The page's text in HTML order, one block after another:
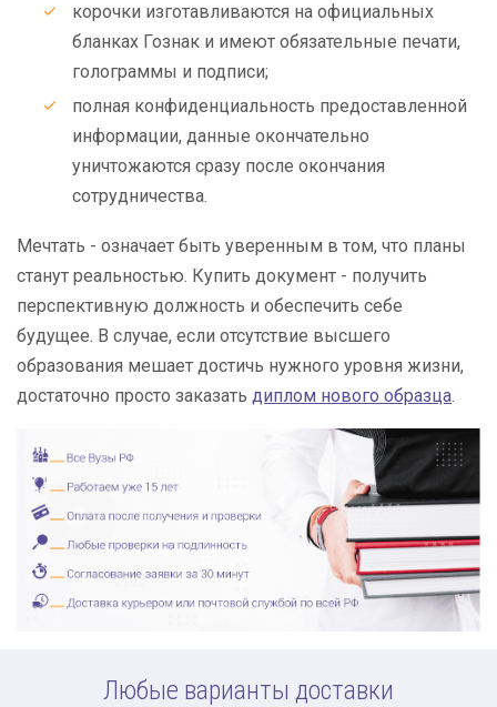
корочки изготавливаются на официальных
бланках Гознак и имеют обязательные печати,
голограммы и подписи;
полная конфиденциальность предоставленной
информации, данные окончательно
уничтожаются сразу после окончания
сотрудничества.
Мечтать - означает быть уверенным в том, что планы
станут реальностью. Купить документ - получить
перспективную должность и обеспечить себе
будущее. В случае, если отсутствие высшего
образования мешает достичь нужного уровня жизни,
достаточно просто заказать диплом нового образца.
Любые варианты доставки